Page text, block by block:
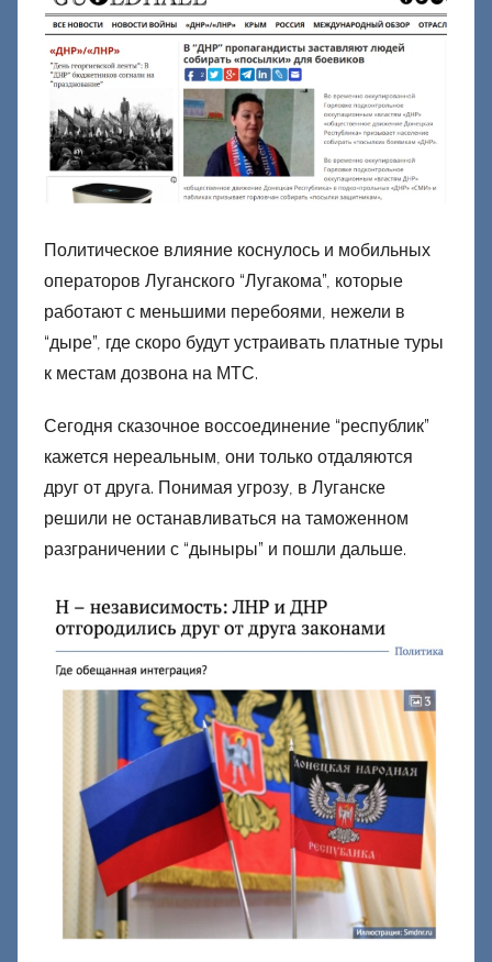
Политическое влияние коснулось и мобильных
операторов Луганского “Лугакома”, которые
работают с меньшими перебоями, нежели в
“дыре”, где скоро будут устраивать платные туры
к местам дозвона на МТС.
Сегодня сказочное воссоединение “республик”
кажется нереальным, они только отдаляются
друг от друга. Понимая угрозу, в Луганске
решили не останавливаться на таможенном
разграничении с “дыныры” и пошли дальше.